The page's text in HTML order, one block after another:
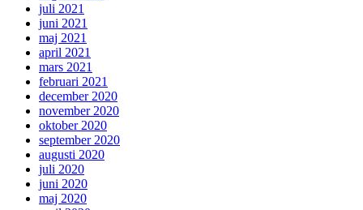
juli 2021
juni 2021
maj 2021
april 2021
mars 2021
februari 2021
december 2020
november 2020
oktober 2020
september 2020
augusti 2020
juli 2020
juni 2020
maj 2020